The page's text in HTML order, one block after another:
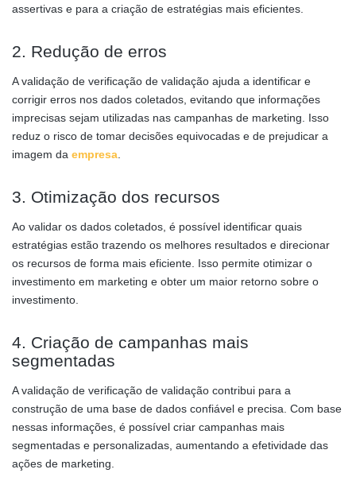
assertivas e para a criação de estratégias mais eficientes.
2. Redução de erros
A validação de verificação de validação ajuda a identificar e
corrigir erros nos dados coletados, evitando que informações
imprecisas sejam utilizadas nas campanhas de marketing. Isso
reduz o risco de tomar decisões equivocadas e de prejudicar a
imagem da empresa.
3. Otimização dos recursos
Ao validar os dados coletados, é possível identificar quais
estratégias estão trazendo os melhores resultados e direcionar
os recursos de forma mais eficiente. Isso permite otimizar o
investimento em marketing e obter um maior retorno sobre o
investimento.
4. Criação de campanhas mais
segmentadas
A validação de verificação de validação contribui para a
construção de uma base de dados confiável e precisa. Com base
nessas informações, é possível criar campanhas mais
segmentadas e personalizadas, aumentando a efetividade das
ações de marketing.